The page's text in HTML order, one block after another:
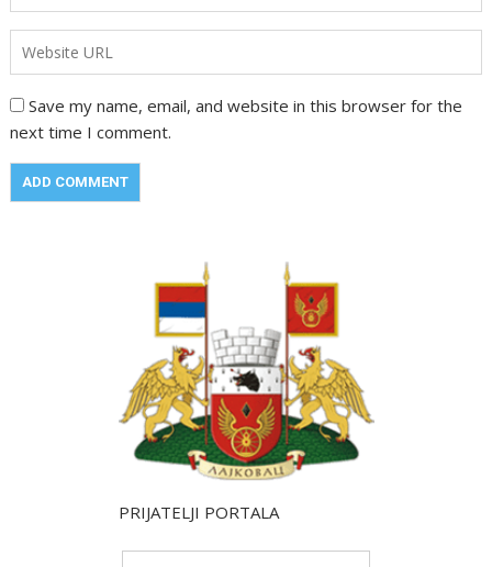
Save my name, email, and website in this browser for the
next time I comment.
PRIJATELJI PORTALA